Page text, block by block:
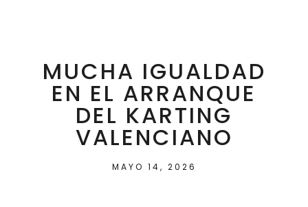
MUCHA IGUALDAD
EN EL ARRANQUE
DEL KARTING
VALENCIANO
MAYO 14, 2026